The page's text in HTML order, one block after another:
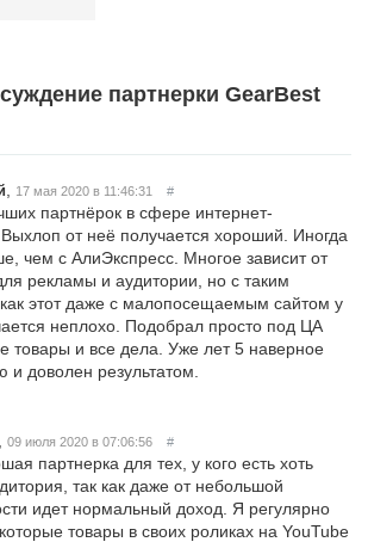
партнерки GearBest
17 мая 2020 в 11:46:31 #
партнёрок в сфере интернет-
от неё получается хороший. Иногда
чем с АлиЭкспресс. Многое зависит от
рекламы и аудитории, но с таким
этот даже с малопосещаемым сайтом у
неплохо. Подобрал просто под ЦА
товары и все дела. Уже лет 5 наверное
и доволен результатом.
09 июля 2020 в 07:06:56 #
партнерка для тех, у кого есть хоть
так как даже от небольшой
идет нормальный доход. Я регулярно
товары в своих роликах на YouTube